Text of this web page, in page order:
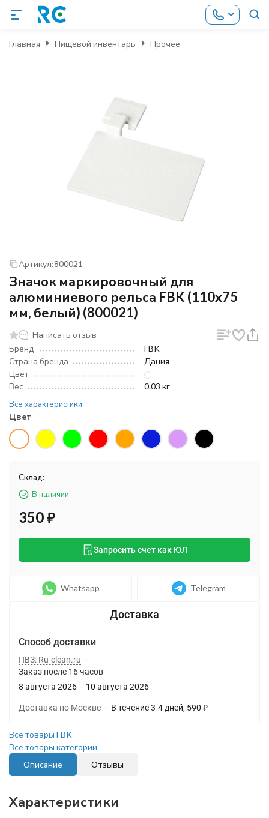
Главная Пищевой инвентарь Прочее
Артикул:800021
Значок маркировочный для
алюминиевого рельса FBK (110х75
мм, белый) (800021)
Написать отзыв
Бренд
FBK
Страна бренда
Дания
Цвет
Вес
0.03 кг
Все характеристики
Цвет
Склад:
В наличии
350₽
Запросить счет как ЮЛ
Whatsapp Telegram
Способ доставки
ПВЗ: Ru-clean.ru
Заказ после 16часов
8 августа 2026 – 10 августа 2026
Доставка по Москве В течение3-4 дней 590 ₽
Все товары FBK
Все товары категории
Описание
Отзывы
Характеристики